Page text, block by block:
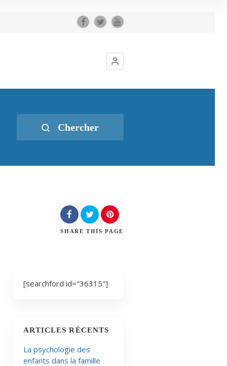
Chercher
SHARE THIS PAGE
[searchford id="36315"]
ARTICLES RÉCENTS
La psychologie des
enfants dans la famille